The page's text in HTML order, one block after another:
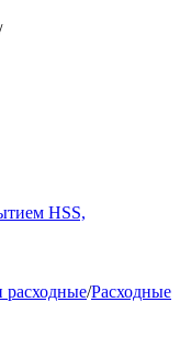
HSS,
расходные/Расходные